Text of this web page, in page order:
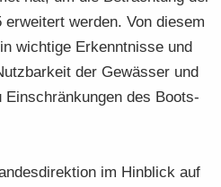
wer­den. Von die­sem
wich­ti­ge Er­kennt­nis­se und
der Ge­wäs­ser und
Ein­schrän­kun­gen des Boots­
im Hin­blick auf